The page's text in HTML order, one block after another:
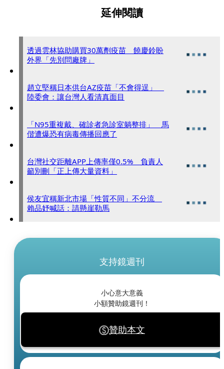
延伸閱讀
透過雲林協助購買30萬劑疫苗 饒慶鈴盼
外界「先別問廠牌」
趙立堅稱日本供台AZ疫苗「不會得逞」
陸委會：讓台灣人看清真面目
「N95重複戴、確診者急診室躺整排」 馬
偕遭爆恐有病毒傳播回應了
台灣社交距離APP上傳率僅0.5% 負責人
籲別刪「正上傳大量資料」
侯友宜稱新北市場「性質不同」不分流
賴品妤喊話：請懸崖勒馬
支持鏡週刊
小心意大意義
小額贊助鏡週刊！
贊助本文